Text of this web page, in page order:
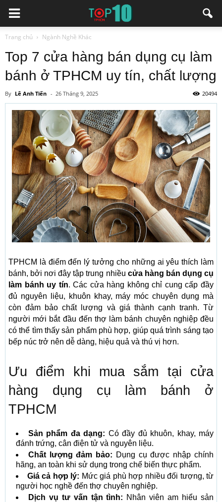
Trang chủ Ngành Nghề Khác
Top 7 cửa hàng bán dụng cụ làm
bánh ở TPHCM uy tín, chất lượng
By Lê Anh Tiến - 26 Tháng 9, 2025 20494
TPHCM là điểm đến lý tưởng cho những ai yêu thích làm
bánh, bởi nơi đây tập trung nhiều cửa hàng bán dụng cụ
làm bánh uy tín. Các cửa hàng không chỉ cung cấp đầy
đủ nguyên liệu, khuôn khay, máy móc chuyên dụng mà
còn đảm bảo chất lượng và giá thành cạnh tranh. Từ
người mới bắt đầu đến thợ làm bánh chuyên nghiệp đều
có thể tìm thấy sản phẩm phù hợp, giúp quá trình sáng tạo
bếp núc trở nên dễ dàng, hiệu quả và thú vị hơn.
Ưu điểm khi mua sắm tại cửa
hàng dụng cụ làm bánh ở
TPHCM
Sản phẩm đa dạng: Có đầy đủ khuôn, khay, máy
đánh trứng, cân điện tử và nguyên liệu.
Chất lượng đảm bảo: Dụng cụ được nhập chính
hãng, an toàn khi sử dụng trong chế biến thực phẩm.
Giá cả hợp lý: Mức giá phù hợp nhiều đối tượng, từ
người học nghề đến thợ chuyên nghiệp.
Dịch vụ tư vấn tận tình: Nhân viên am hiểu sản